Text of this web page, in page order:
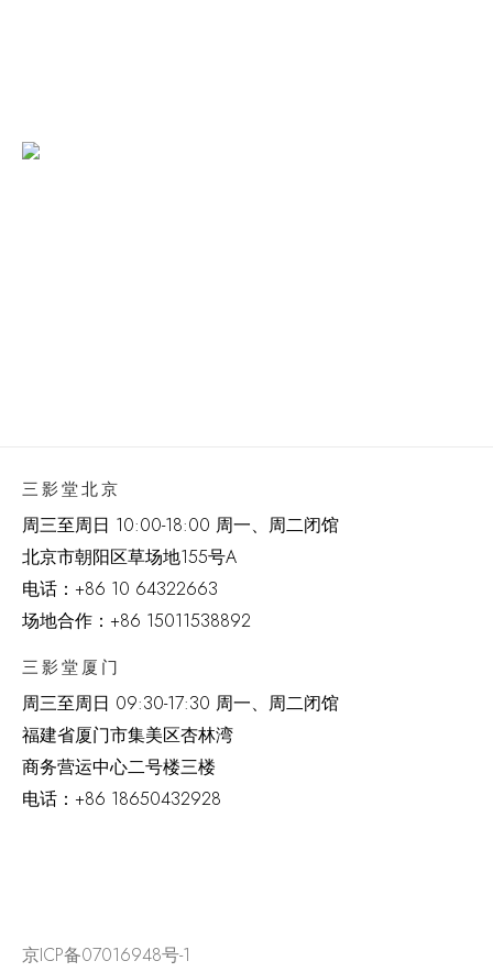
三影堂北京
周三至周日 10:00-18:00 周一、周二闭馆
北京市朝阳区草场地155号A
电话： +86 10 64322663
场地合作：+86 15011538892
三影堂厦门
周三至周日 09:30-17:30 周一、周二闭馆
福建省厦门市集美区杏林湾
商务营运中心二号楼三楼
电话： +86 18650432928
京ICP备07016948号-1